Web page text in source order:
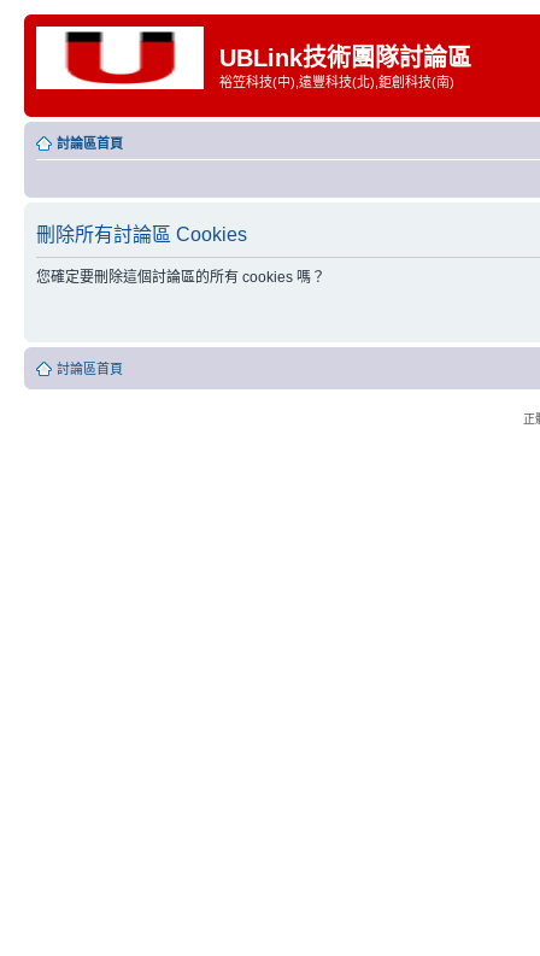
UBLink技術團隊討論區
裕笠科技(中),遠豐科技(北),鉅創科技(南)
討論區首頁
刪除所有討論區 Cookies
您確定要刪除這個討論區的所有 cookies 嗎？
討論區首頁
正